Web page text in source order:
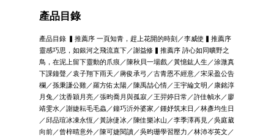
產品目錄
產品目錄 ▍推薦序 一頁知青，趕上花開的時刻／李威使▍推薦序
靈感巧思，如銀河之飛流直下／謝益修▍推薦序 詩心如同曠野之
鳥，在泥上留下靈動的爪痕／陳秋貝一場戲／黃憶鈜人生／涂溦真
下課鐘聲／袁子翔下雨天／蔣俊承弓／古青恩不經意／宋采盈公告
欄／孫秉謙公雞／羅方佑太陽／陳禹喆心情／王宇綸文明／康銘淳
月兔／沈香穎月亮／張昀喬月與孤寂／王羿婷日常／許佳幀水／廖
靖雯水／謝婕耘毛毛蟲／鐘巧沂外婆家／鍾妤筑末日／林彥均生日
／邱品瑄冰凍永恆／黃詠倢冰／陳佳樂冰山／李季澤再見／吳庭葳
向前／曾梓晴意外／陳可婕閱讀／吳昀珊學習壓力／林沛岑英文／